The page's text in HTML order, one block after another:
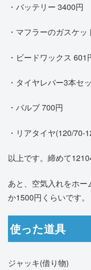
・バッテリー 3400円
・マフラーのガスケッ
・ビードワックス 601
・タイヤレバー3本セ
・バルブ 700円
・リアタイヤ(120/70-
以上です。締めて
あと、空気入れをホ
か1500円くらいです。
使った道具
ジャッキ(借り物)